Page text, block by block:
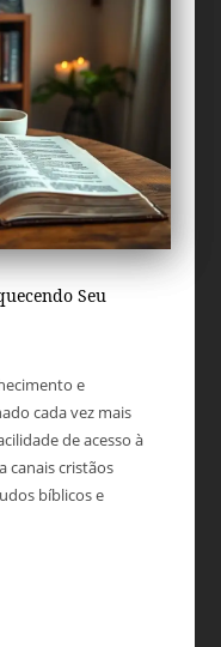
Seu
e
cada vez mais
de acesso à
canais cristãos
bíblicos e